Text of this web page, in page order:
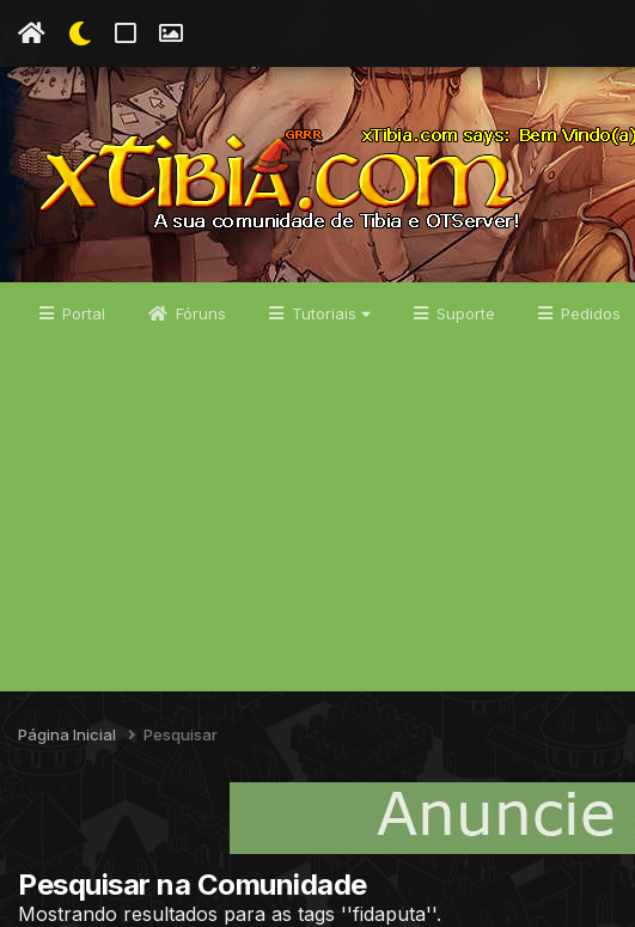
Portal Fóruns Tutoriais Suporte Pedidos
Página Inicial Pesquisar
Pesquisar na Comunidade
Mostrando resultados para as tags ''fidaputa''.